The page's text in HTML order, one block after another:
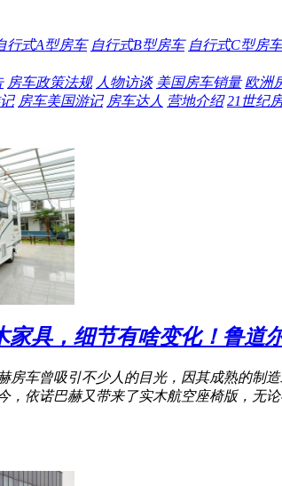
行式A型房车 自行式B型房车 自行式C型房车
房车政策法规 人物访谈 美国房车销量 欧洲
房车美国游记 房车达人 营地介绍 21世纪
家具，细节有啥变化！鲁道
房车曾吸引不少人的目光，因其成熟的制
，依诺巴赫又带来了实木航空座椅版，无